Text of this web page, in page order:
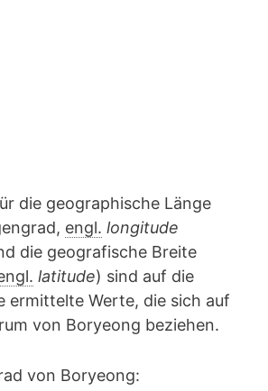
die geographische Länge
engl. longitude
die geografische Breite
latitude) sind auf die
ermittelte Werte, die sich auf
von Boryeong beziehen.
von Boryeong: